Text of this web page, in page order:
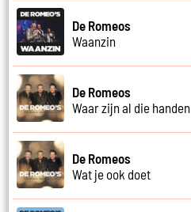
De Romeos
Waanzin
De Romeos
Waar zijn al die handen
De Romeos
Wat je ook doet